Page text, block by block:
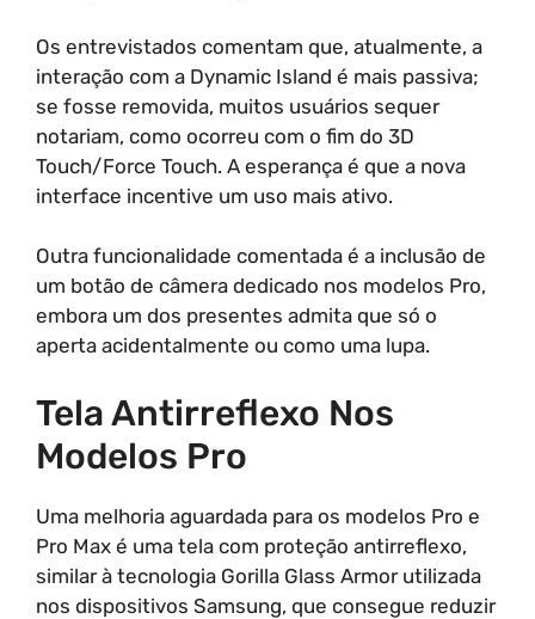
Os entrevistados comentam que, atualmente, a
interação com a Dynamic Island é mais passiva;
se fosse removida, muitos usuários sequer
notariam, como ocorreu com o fim do 3D
Touch/Force Touch. A esperança é que a nova
interface incentive um uso mais ativo.
Outra funcionalidade comentada é a inclusão de
um botão de câmera dedicado nos modelos Pro,
embora um dos presentes admita que só o
aperta acidentalmente ou como uma lupa.
Tela Antirreflexo Nos
Modelos Pro
Uma melhoria aguardada para os modelos Pro e
Pro Max é uma tela com proteção antirreflexo,
similar à tecnologia Gorilla Glass Armor utilizada
nos dispositivos Samsung, que consegue reduzir